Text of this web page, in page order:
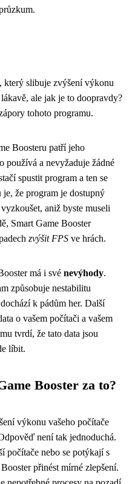
který slibuje zvýšení výkonu
ale jak je to doopravdy?
tohoto programu.
Boosteru patří jeho
používá a nevyžaduje žádné
spustit program a ten se
je, že program je dostupný
aniž byste museli
Smart Game Booster
zvýšit FPS ve hrách.
má i své nevýhody.
způsobuje nestabilitu
k pádům her. Další
o vašem počítači a vašem
tvrdí, že tato data jsou
líbit.
Booster za to?
výkonu vašeho počítače
není tak jednoduchá.
počítače nebo se potýkají s
přinést mírné zlepšení.